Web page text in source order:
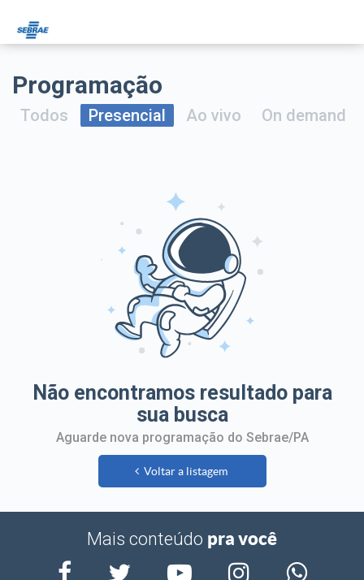
Programação
Todos Presencial Ao vivo On demand
Não encontramos resultado para
sua busca
Aguarde nova programação do Sebrae/PA
Voltar a listagem
Mais conteúdo pra você